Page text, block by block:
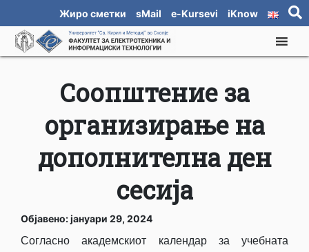
Жиро сметки sMail e-Kursevi iKnow
Соопштение за
организирање на
дополнителна ден
сесија
Објавено: јануари 29, 2024
Согласно академскиот календар за учебната